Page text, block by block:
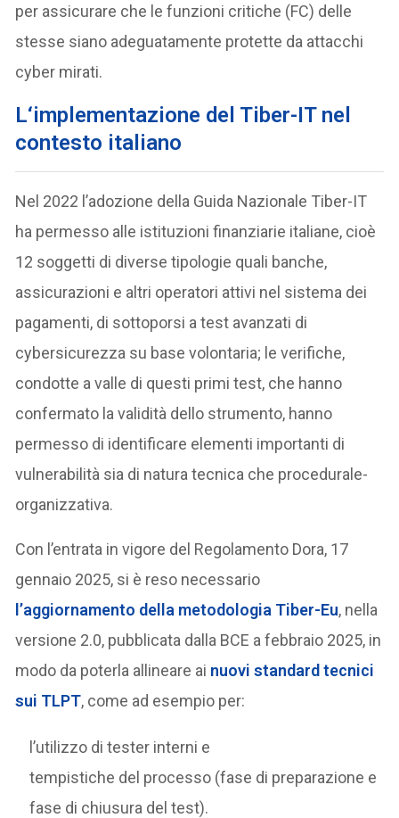
per assicurare che le funzioni critiche (FC) delle
stesse siano adeguatamente protette da attacchi
cyber mirati.
L‘implementazione del Tiber-IT nel
contesto italiano
Nel 2022 l’adozione della Guida Nazionale Tiber-IT
ha permesso alle istituzioni finanziarie italiane, cioè
12 soggetti di diverse tipologie quali banche,
assicurazioni e altri operatori attivi nel sistema dei
pagamenti, di sottoporsi a test avanzati di
cybersicurezza su base volontaria; le verifiche,
condotte a valle di questi primi test, che hanno
confermato la validità dello strumento, hanno
permesso di identificare elementi importanti di
vulnerabilità sia di natura tecnica che procedurale-
organizzativa.
Con l’entrata in vigore del Regolamento Dora, 17
gennaio 2025, si è reso necessario
l’aggiornamento della metodologia Tiber-Eu, nella
versione 2.0, pubblicata dalla BCE a febbraio 2025, in
modo da poterla allineare ai nuovi standard tecnici
sui TLPT, come ad esempio per:
l’utilizzo di tester interni e
tempistiche del processo (fase di preparazione e
fase di chiusura del test).